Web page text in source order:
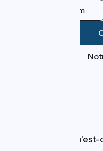
Instagram
Accueil Vélo